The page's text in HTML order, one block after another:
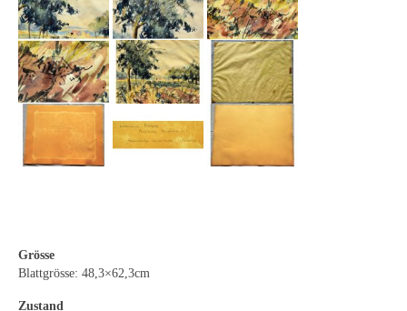
Weitere Künstler nach 1945
Unbekannt
Autographen / Dokumente
Herkunft & Wirkungsstätte
Berliner Künstler
Hamburger Künstler
Grösse
Blattgrösse: 48,3×62,3cm
Zustand